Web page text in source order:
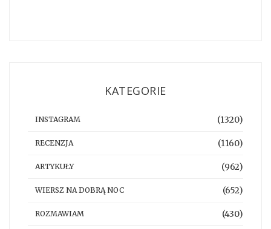
KATEGORIE
INSTAGRAM (1320)
RECENZJA (1160)
ARTYKUŁY (962)
WIERSZ NA DOBRĄ NOC (652)
ROZMAWIAM (430)